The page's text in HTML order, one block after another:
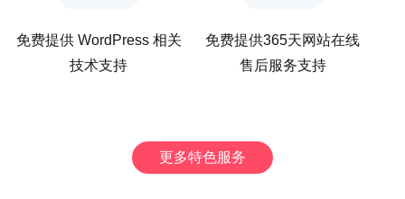
免费提供 WordPress 相关
技术支持
免费提供365天网站在线
售后服务支持
更多特色服务